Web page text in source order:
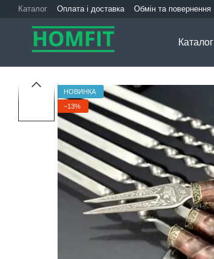
Перейти до основного контенту
Каталог Оплата і доставка Обмін та повернення
Каталог
НОВИНКА
−13%